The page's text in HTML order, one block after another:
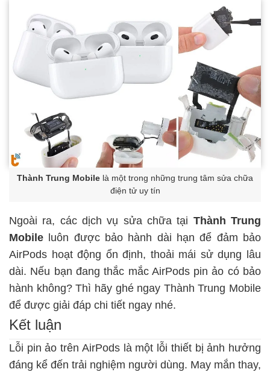
Thành Trung Mobile là một trong những trung tâm sửa chữa
điện tử uy tín
Ngoài ra, các dịch vụ sửa chữa tại Thành Trung
Mobile luôn được bảo hành dài hạn để đảm bảo
AirPods hoạt động ổn định, thoải mái sử dụng lâu
dài. Nếu bạn đang thắc mắc AirPods pin ảo có bảo
hành không? Thì hãy ghé ngay Thành Trung Mobile
để được giải đáp chi tiết ngay nhé.
Kết luận
Lỗi pin ảo trên AirPods là một lỗi thiết bị ảnh hưởng
đáng kể đến trải nghiệm người dùng. May mắn thay,